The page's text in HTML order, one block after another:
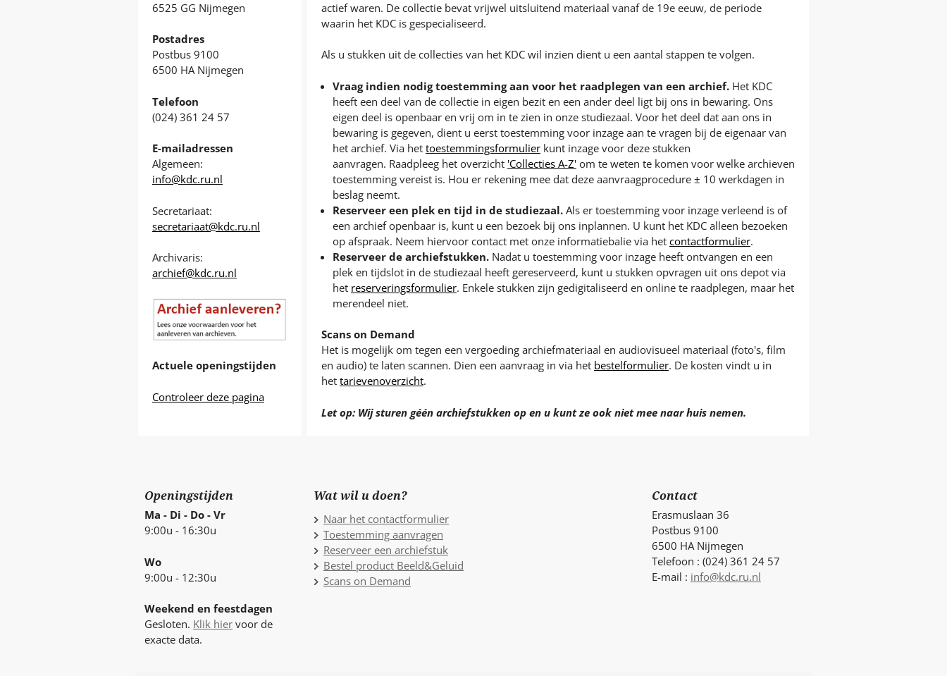
6525 GG Nijmegen
Postadres
Postbus 9100
6500 HA Nijmegen
Telefoon
(024) 361 24 57
E-mailadressen
Algemeen:
info@kdc.ru.nl
Secretariaat:
secretariaat@kdc.ru.nl
Archivaris:
archief@kdc.ru.nl
Actuele openingstijden
Controleer deze pagina
actief waren. De collectie bevat vrijwel uitsluitend materiaal vanaf de 19e eeuw, de periode
waarin het KDC is gespecialiseerd.
Als u stukken uit de collecties van het KDC wil inzien dient u een aantal stappen te volgen.
Vraag indien nodig toestemming aan voor het raadplegen van een archief.Het KDC
heeft een deel van de collectie in eigen bezit en een ander deel ligt bij ons in bewaring. Ons
eigen deel is openbaar en vrij om in te zien in onze studiezaal. Voor het deel dat aan ons in
bewaring is gegeven, dient u eerst toestemming voor inzage aan te vragen bij de eigenaar van
het archief. Via het toestemmingsformulierkunt inzage voor deze stukken
aanvragen. Raadpleeg het overzicht 'Collecties A-Z'om te weten te komen voor welke archieven
toestemming vereist is. Hou er rekening mee dat deze aanvraagprocedure ± 10 werkdagen in
beslag neemt.
Reserveer een plek en tijd in de studiezaal. Als er toestemming voor inzage verleend is of
een archief openbaar is, kunt u een bezoek bij ons inplannen. U kunt het KDC alleen bezoeken
op afspraak. Neem hiervoor contact met onze informatiebalie via het contactformulier.
Reserveer de archiefstukken.Nadat u toestemming voor inzage heeft ontvangen en een
plek en tijdslot in de studiezaal heeft gereserveerd, kunt u stukken opvragen uit ons depot via
het reserveringsformulier. Enkele stukken zijn gedigitaliseerd en online te raadplegen, maar het
merendeel niet.
Scans on Demand
Het is mogelijk om tegen een vergoeding archiefmateriaal en audiovisueel materiaal (foto's, film
en audio) te laten scannen. Dien een aanvraag in via het bestelformulier. De kosten vindt u in
het tarievenoverzicht.
Let op: Wij sturen géén archiefstukken op en u kunt ze ook niet mee naar huis nemen.
Openingstijden
Ma - Di - Do - Vr
9:00u - 16:30u
Wo
9:00u - 12:30u
Weekend en feestdagen
Gesloten. Klik hier voor de
exacte data.
Wat wil u doen?
Naar het contactformulier
Toestemming aanvragen
Reserveer een archiefstuk
Bestel product Beeld&Geluid
Scans on Demand
Contact
Erasmuslaan 36
Postbus 9100
6500 HA Nijmegen
Telefoon : (024) 361 24 57
E-mail : info@kdc.ru.nl